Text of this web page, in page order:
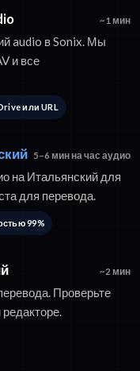
~1 мин
audio в Sonix. Мы
и все
или URL
5–6 мин на час аудио
на Итальянский для
для перевода.
99%
~2 мин
Проверьте